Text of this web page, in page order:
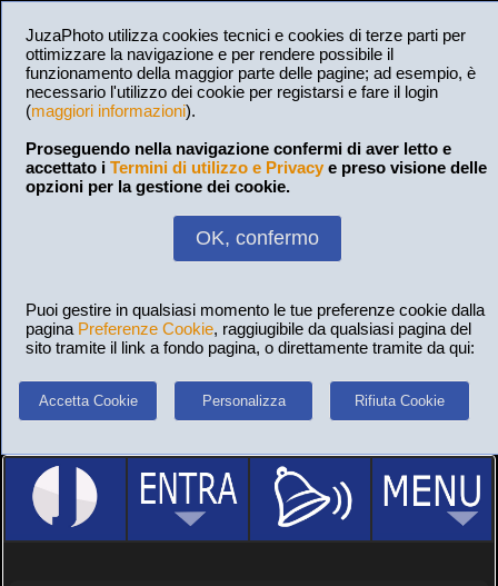
JuzaPhoto utilizza cookies tecnici e cookies di terze parti per
ottimizzare la navigazione e per rendere possibile il
funzionamento della maggior parte delle pagine; ad esempio, è
necessario l'utilizzo dei cookie per registarsi e fare il login
(maggiori informazioni).
Proseguendo nella navigazione confermi di aver letto e
accettato i Termini di utilizzo e Privacy e preso visione delle
opzioni per la gestione dei cookie.
OK, confermo
Puoi gestire in qualsiasi momento le tue preferenze cookie dalla
pagina Preferenze Cookie, raggiugibile da qualsiasi pagina del
sito tramite il link a fondo pagina, o direttamente tramite da qui:
Accetta Cookie Personalizza Rifiuta Cookie